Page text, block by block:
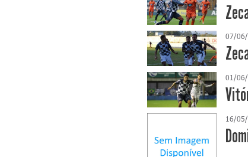
07/
01/
16/